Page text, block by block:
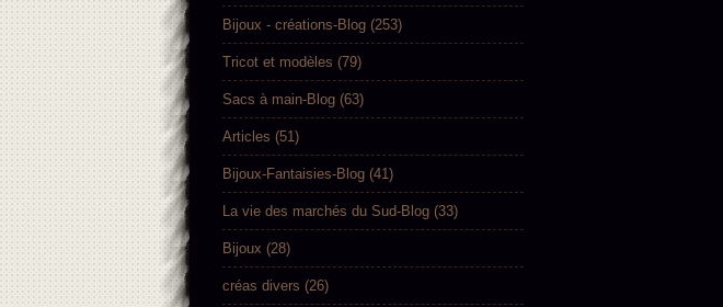
Bijoux - créations-Blog (253)
Tricot et modèles (79)
Sacs à main-Blog (63)
Articles (51)
Bijoux-Fantaisies-Blog (41)
La vie des marchés du Sud-Blog (33)
Bijoux (28)
créas divers (26)